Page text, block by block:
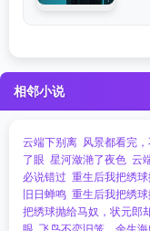
相邻小说
云端下别离 风景都看完
了眼 星河潋滟了夜色 云
必说错过 重生后我把绣
旧日蝉鸣 重生后我把绣
把绣球抛给马奴，状元郎